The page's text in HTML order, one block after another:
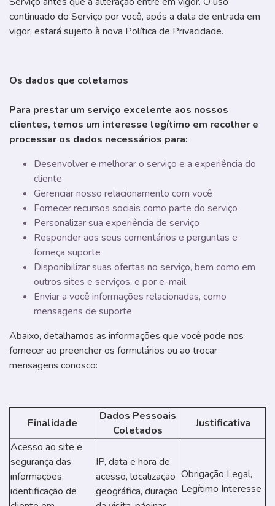
continuado do Serviço por você, após a data de entrada em
vigor, estará sujeito à nova Política de Privacidade.
Os dados que coletamos
Para prestar um serviço excelente aos nossos
clientes, temos um interesse legítimo em recolher e
processar os dados necessários para:
Desenvolver e melhorar o serviço e a experiência do
cliente
Gerenciar nosso relacionamento com você
Fornecer recursos sociais como parte do serviço
Personalizar sua experiência de serviço
Responder aos seus comentários e perguntas e
forneça suporte
Disponibilizar suas ofertas no serviço, bem como em
outros sites e serviços, e por e-mail
Enviar a você informações relacionadas, como
mensagens de suporte
Abaixo, detalhamos as informações que você pode nos
fornecer ao preencher os formulários ou ao trocar
mensagens conosco:
Finalidade
Dados Pessoais
Coletados
Justificativa
Acesso ao site e
segurança das
informações,
identificação de
IP, data e hora de
acesso, localização
geográfica, duração
Obrigação Legal,
Legítimo Interesse